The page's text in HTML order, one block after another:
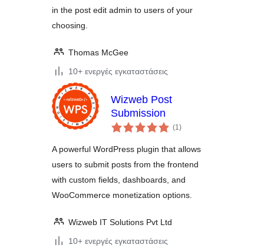
in the post edit admin to users of your
choosing.
Thomas McGee
10+ ενεργές εγκαταστάσεις
Wizweb Post
Submission
(1αξιολογήσεις
σύνολο
)
A powerful WordPress plugin that allows
users to submit posts from the frontend
with custom fields, dashboards, and
WooCommerce monetization options.
Wizweb IT Solutions Pvt Ltd
10+ ενεργές εγκαταστάσεις